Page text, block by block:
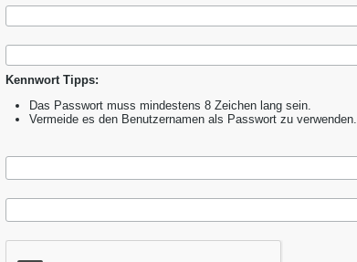
Kennwort Tipps:
Das Passwort muss mindestens 8 Zeichen lang sein.
Vermeide es den Benutzernamen als Passwort zu verwenden.